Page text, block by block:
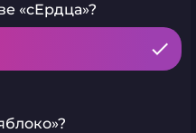
«сЕрдца»?